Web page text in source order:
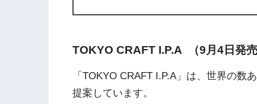
TOKYO CRAFT I.P.A （9月4日発売
「TOKYO CRAFT I.P.A」は、世界の
提案しています。